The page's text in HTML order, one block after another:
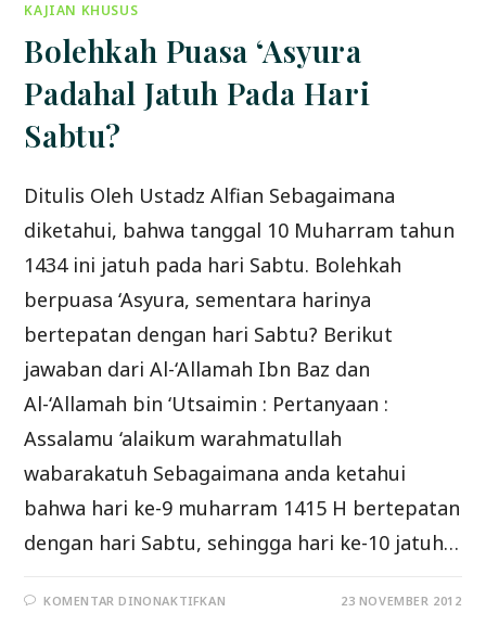
KAJIAN KHUSUS
Bolehkah Puasa ‘Asyura
Padahal Jatuh Pada Hari
Sabtu?
Ditulis Oleh Ustadz Alfian Sebagaimana
diketahui, bahwa tanggal 10 Muharram tahun
1434 ini jatuh pada hari Sabtu. Bolehkah
berpuasa ‘Asyura, sementara harinya
bertepatan dengan hari Sabtu? Berikut
jawaban dari Al-‘Allamah Ibn Baz dan
Al-‘Allamah bin ‘Utsaimin : Pertanyaan :
Assalamu ‘alaikum warahmatullah
wabarakatuh Sebagaimana anda ketahui
bahwa hari ke-9 muharram 1415 H bertepatan
dengan hari Sabtu, sehingga hari ke-10 jatuh…
KOMENTAR DINONAKTIFKAN 23 NOVEMBER 2012